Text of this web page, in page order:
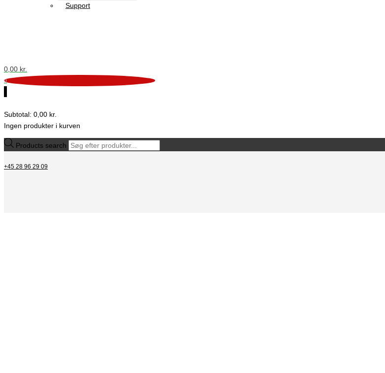
Support
0,00 kr.
0
Subtotal: 0,00 kr.
Ingen produkter i kurven
Products search
+45 28 96 29 09